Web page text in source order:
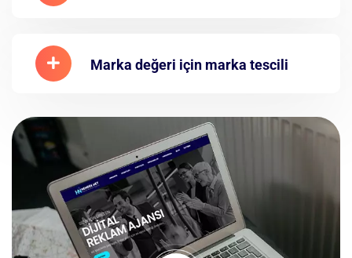
Marka değeri için marka tescili